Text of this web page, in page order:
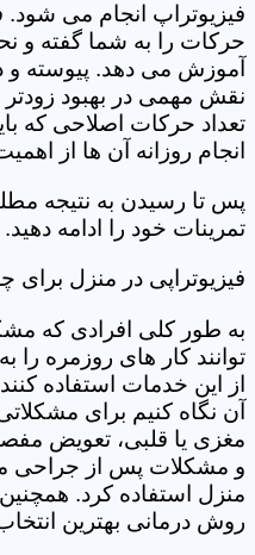
فیزیوتراپ انجام می شود.
حرکات را به شما گفته و
آموزش می دهد. پیوسته و
نقش مهمی در بهبود زودتر
تعداد حرکات اصلاحی که
انجام روزانه آن ها از
پس تا رسیدن به نتیجه
تمرینات خود را ادامه دهید.
فیزیوتراپی در منزل
به طور کلی افرادی که
توانند کار های روزمره را
از این خدمات استفاده
آن نگاه کنیم برای
مغزی یا قلبی، تعویض
و مشکلات پس از جراحی می
منزل استفاده کرد.
روش درمانی بهترین